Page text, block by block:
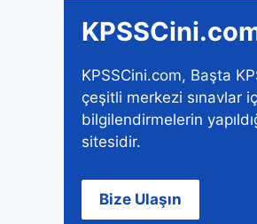
KPSSCini.com, Başta
çeşitli merkezi sınavlar
bilgilendirmelerin
sitesidir.
Bize Ulaşın